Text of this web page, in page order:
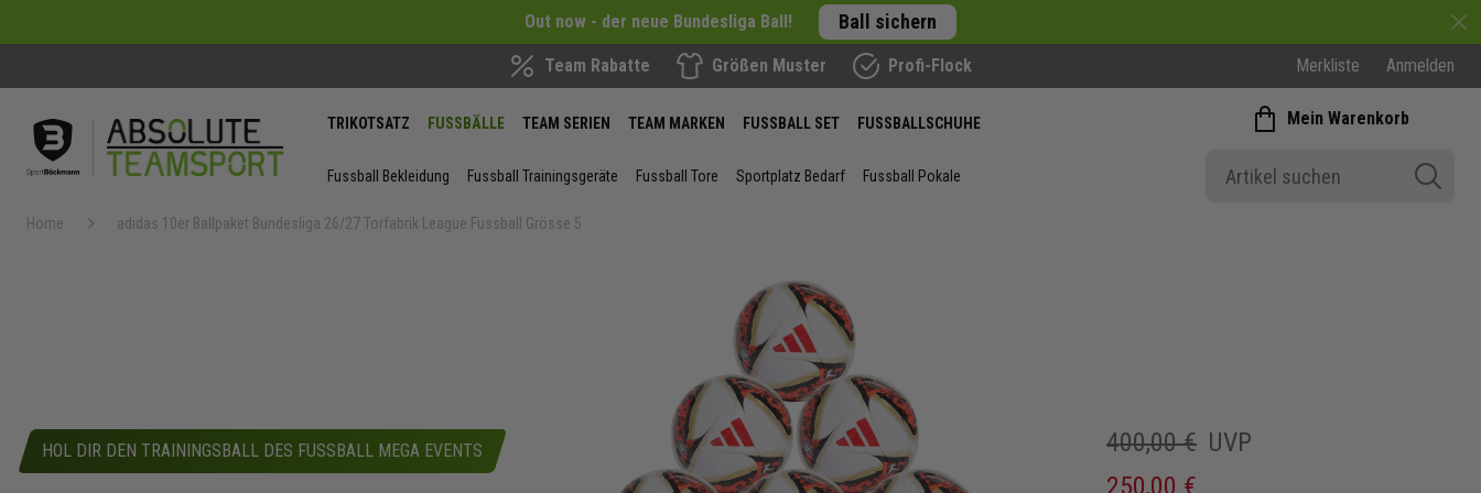
Out now - der neue Bundesliga Ball! Ball sichern
Team Rabatte Größen Muster Profi-Flock Merkliste Anmelden
TRIKOTSATZ FUSSBÄLLE TEAM SERIEN TEAM MARKEN FUSSBALL SET FUSSBALLSCHUHE
Fussball Bekleidung Fussball Trainingsgeräte Fussball Tore Sportplatz Bedarf Fussball Pokale
Mein Warenkorb
Home adidas 10er Ballpaket Bundesliga 26/27 Torfabrik League Fussball Grösse 5
HOL DIR DEN TRAININGSBALL DES FUSSBALL MEGA EVENTS 400,00 € UVP
250,00 €